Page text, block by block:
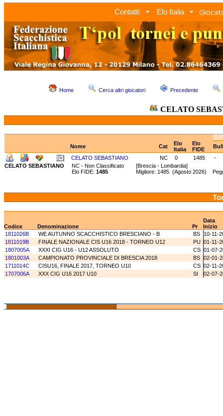
Contatti Elo Italia
Home Cerca altri giocatori Precedente
CELATO
Nome Cat
Elo
Italia
Elo
FIDE
CELATO SEBASTIANO
NC 0 1485
-
CELATO SEBASTIANO
NC - Non Classificato [Brescia - Lombardia]
Elo FIDE: 1485 Migliore: 1485 (Agosto 2026)
Data
Codice
Denominazione Pr
Inizio
1811026B
WE AUTUNNO SCACCHISTICO BRESCIANO - B BS
10-11-
1811019B
FINALE NAZIONALE CIS U16 2018 - TORNEO U12 PU 01-11-
1807005A
XXXI CIG U16 - U12 ASSOLUTO CS 01-07-
1801003A
CAMPIONATO PROVINCIALE DI BRESCIA 2018 BS 02-01-
1711014C
CISU16, FINALE 2017, TORNEO U10 CS 02-11-
1707006A
XXX CIG U16 2017 U10 SI 02-07-